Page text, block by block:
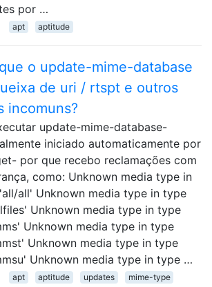
por …
apt aptitude
o update-mime-database
de uri / rtspt e outros
incomuns?
update-mime-database-
iniciado automaticamente por
por que recebo reclamações com
como: Unknown media type in
all' Unknown media type in type
Unknown media type in type
Unknown media type in type
Unknown media type in type
Unknown media type in type …
apt aptitude updates mime-type